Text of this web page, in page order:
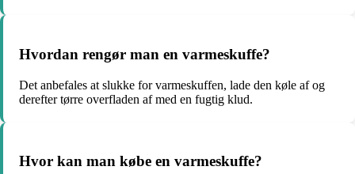
Hvordan rengør man en varmeskuffe?
Det anbefales at slukke for varmeskuffen, lade den køle af og
derefter tørre overfladen af med en fugtig klud.
Hvor kan man købe en varmeskuffe?